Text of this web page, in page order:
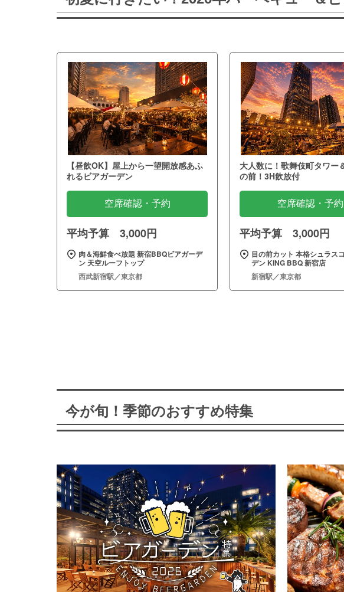
【昼飲OK】屋上から一望開放感あふ
れるビアガーデン
空席確認・予約
平均予算 3,000円
肉＆海鮮食べ放題 新宿BBQビアガーデ
ン 天空ルーフトップ
西武新宿駅／東京都
大人数に！歌舞伎町タワー
の前！3H飲放付
空席確認・予約
平均予算 3,000円
目の前カット 本格シュラス
デン KING BBQ 新宿店
新宿駅／東京都
今が旬！季節のおすすめ特集